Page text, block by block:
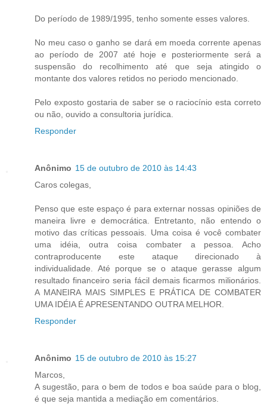
Do período de 1989/1995, tenho somente esses valores.
No meu caso o ganho se dará em moeda corrente apenas
ao período de 2007 até hoje e posteriormente será a
suspensão do recolhimento até que seja atingido o
montante dos valores retidos no periodo mencionado.
Pelo exposto gostaria de saber se o raciocínio esta correto
ou não, ouvido a consultoria jurídica.
Responder
Anônimo 15 de outubro de 2010 às 14:43
Caros colegas,
Penso que este espaço é para externar nossas opiniões de
maneira livre e democrática. Entretanto, não entendo o
motivo das críticas pessoais. Uma coisa é você combater
uma idéia, outra coisa combater a pessoa. Acho
contraproducente este ataque direcionado à
individualidade. Até porque se o ataque gerasse algum
resultado financeiro seria fácil demais ficarmos milionários.
A MANEIRA MAIS SIMPLES E PRÁTICA DE COMBATER
UMA IDÉIA É APRESENTANDO OUTRA MELHOR.
Responder
Anônimo 15 de outubro de 2010 às 15:27
Marcos,
A sugestão, para o bem de todos e boa saúde para o blog,
é que seja mantida a mediação em comentários.